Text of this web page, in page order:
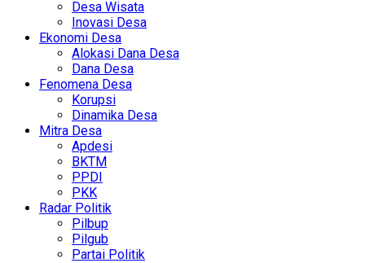
Desa Wisata
Inovasi Desa
Ekonomi Desa
Alokasi Dana Desa
Dana Desa
Fenomena Desa
Korupsi
Dinamika Desa
Mitra Desa
Apdesi
BKTM
PPDI
PKK
Radar Politik
Pilbup
Pilgub
Partai Politik